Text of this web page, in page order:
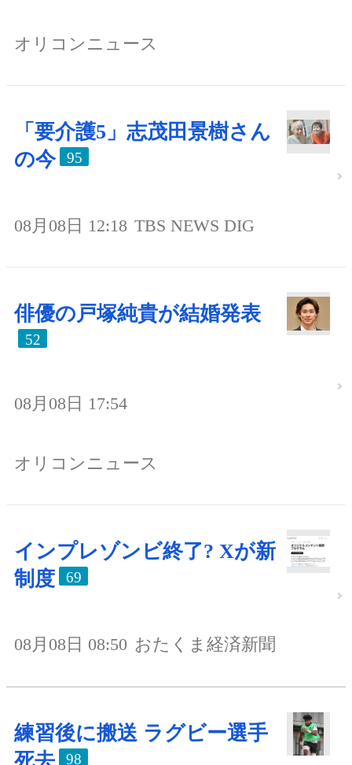
オリコンニュース
「要介護5」志茂田景樹さん
の今
95
08月08日 12:18 TBS NEWS DIG
俳優の戸塚純貴が結婚発表
52
08月08日 17:54
オリコンニュース
インプレゾンビ終了? Xが新
制度
69
08月08日 08:50 おたくま経済新聞
練習後に搬送 ラグビー選手
98